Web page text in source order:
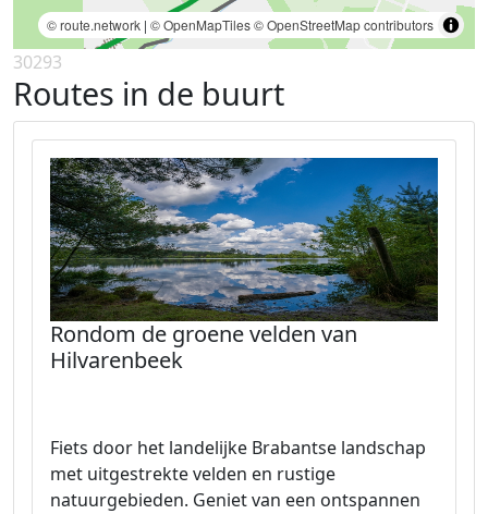
© route.network | © OpenMapTiles© OpenStreetMap contributors
30293
Routes in de buurt
Rondom de groene velden van
Hilvarenbeek
Fiets door het landelijke Brabantse landschap
met uitgestrekte velden en rustige
natuurgebieden. Geniet van een ontspannen